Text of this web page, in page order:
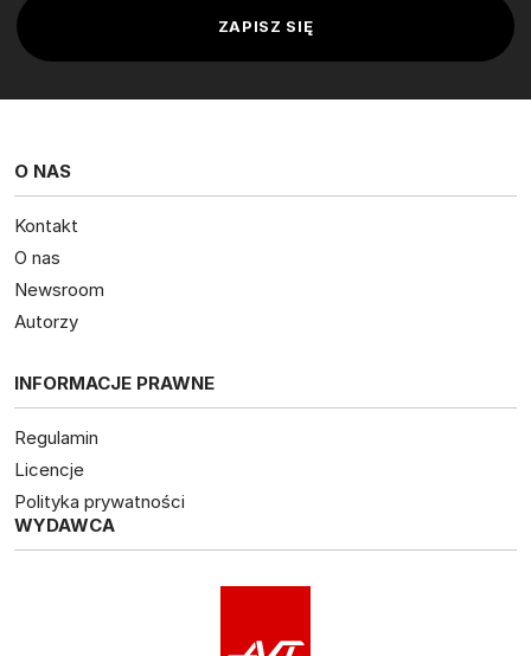
O NAS
Kontakt
O nas
Newsroom
Autorzy
INFORMACJE PRAWNE
Regulamin
Licencje
Polityka prywatności
WYDAWCA